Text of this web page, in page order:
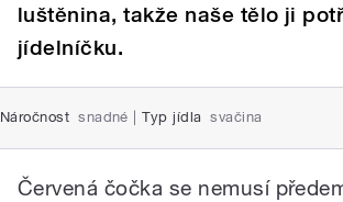
luštěnina, takže naše tělo ji
jídelníčku.
Náročnost snadné Typ jídla svačina
Červená čočka se nemusí